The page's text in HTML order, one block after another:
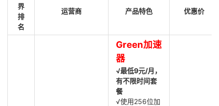
界
排
名
运营商 产品特色 优惠价
Green加速
器
√最低9元/月，
有不限时间套
餐
√使用256位加